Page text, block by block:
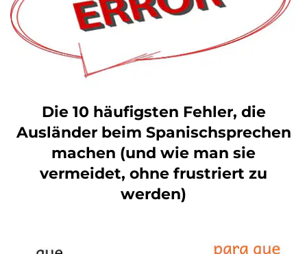
Die 10 häufigsten Fehler, die
Ausländer beim Spanischsprechen
machen (und wie man sie
vermeidet, ohne frustriert zu
werden)